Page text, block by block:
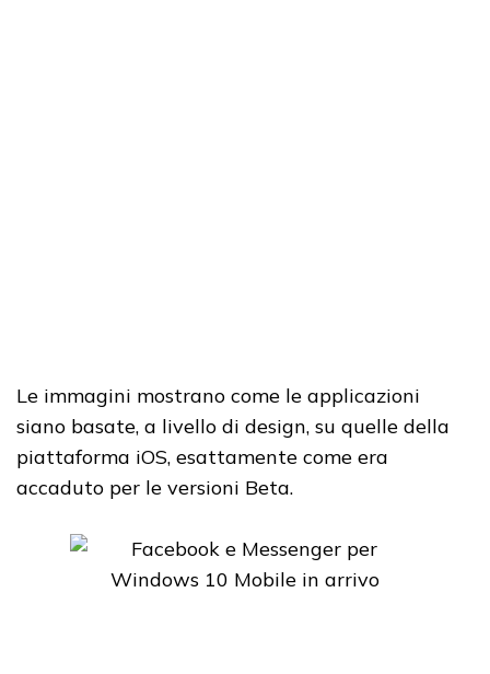
Le immagini mostrano come le applicazioni
siano basate, a livello di design, su quelle della
piattaforma iOS, esattamente come era
accaduto per le versioni Beta.